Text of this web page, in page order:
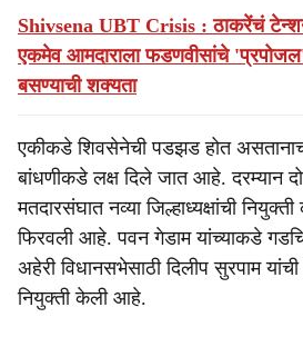
Shivsena UBT Crisis : ठाकरेंचं
एकमेव आमदाराला फडणवीसांचे
बसण्याची शक्यता
एकीकडे शिवसेनेची पडझड होत
बांधणीकडे लक्ष दिले जात आहे. दरम्यान
मतदारसंघात नव्या जिल्हाध्यक्षांची
फिरवली आहे. पवन गेडाम यांच्याकडे
अहेरी विधानसभेसाठी दिलीप सुरपाम
नियुक्ती केली आहे.